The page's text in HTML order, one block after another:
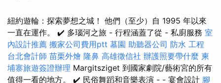
紐約遊輪：探索夢想之城！ 他們（至少）自 1995 年以來
一直在運作。 ✔️ 多瑙河之旅 - 行程涵蓋了從 - 私廚服務 室
內設計推薦 搬家公司費用ptt 墓園 助聽器公司 防水 工程
台北會計師 苗栗外燴 隆鼻 高雄徵信社 辦護照要帶什麼 柬
埔寨旅遊簽證辦理 Margitsziget 到國家劇院/藝術宮的所有
值得一看的地方。 ✔️ 民俗舞蹈和音樂表演 - - 宴會設計 腳